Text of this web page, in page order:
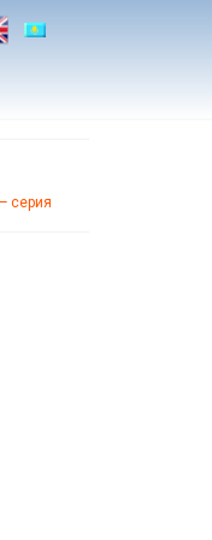
серия